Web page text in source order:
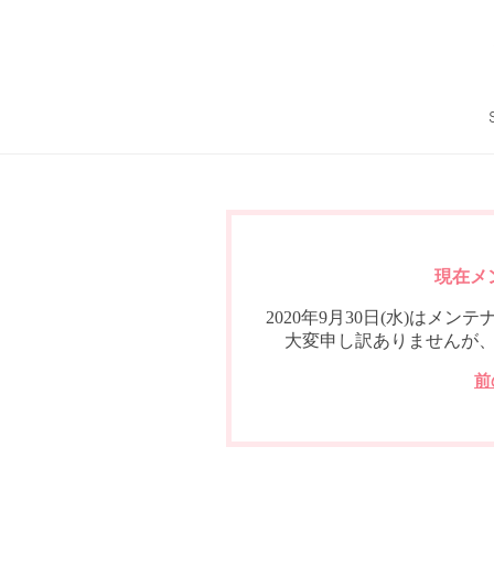
現在メ
2020年9月30日(水)はメンテ
大変申し訳ありませんが
前